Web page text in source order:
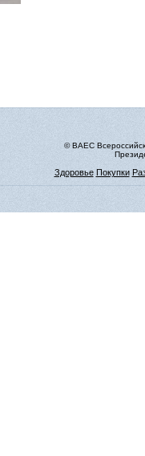
© ВАЕС
Здоровье Покупки